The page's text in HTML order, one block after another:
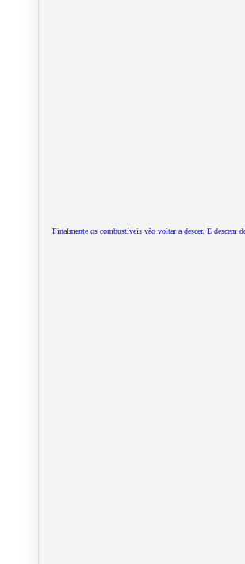
Finalmente os combustíveis vão voltar a descer. E descem